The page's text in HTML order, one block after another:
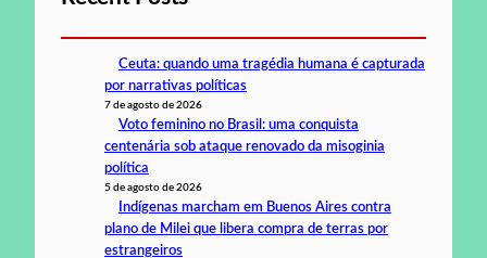
Ceuta: quando uma tragédia humana é capturada
por narrativas políticas
7 de agosto de 2026
Voto feminino no Brasil: uma conquista
centenária sob ataque renovado da misoginia
política
5 de agosto de 2026
Indígenas marcham em Buenos Aires contra
plano de Milei que libera compra de terras por
estrangeiros